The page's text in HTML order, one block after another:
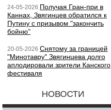
24-05-2026 Получая Гран-при в
Каннах, Звягинцев обратился к
Путину с призывом "закончить
бойню"
20-05-2026 Снятому за границей
"Минотавру" Звягинцева долго
аплодировали зрители Канского
фестиваля
НОВОСТИ